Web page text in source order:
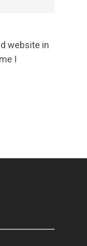
website in
I